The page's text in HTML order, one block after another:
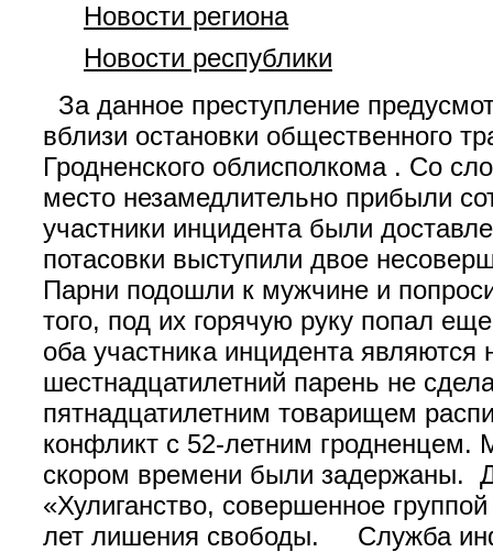
Новости региона
Новости республики
За данное преступление
вблизи остановки общественного
Гродненского облисполкома . Со
место незамедлительно прибыли
участники инцидента были
потасовки выступили двое
Парни подошли к мужчине и
того, под их горячую руку попал
оба участника инцидента
шестнадцатилетний парень не
пятнадцатилетним товарищем
конфликт с 52-летним
скором времени были задержаны.
«Хулиганство, совершенное
лет лишения свободы. Служба